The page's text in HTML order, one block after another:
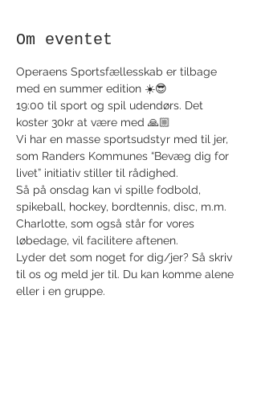
Om eventet
Operaens Sportsfællesskab er tilbage
med en summer edition ☀️😎
19:00 til sport og spil udendørs. Det
koster 30kr at være med 🙏🏼
Vi har en masse sportsudstyr med til jer,
som Randers Kommunes “Bevæg dig for
livet” initiativ stiller til rådighed.
Så på onsdag kan vi spille fodbold,
spikeball, hockey, bordtennis, disc, m.m.
Charlotte, som også står for vores
løbedage, vil facilitere aftenen.
Lyder det som noget for dig/jer? Så skriv
til os og meld jer til. Du kan komme alene
eller i en gruppe.